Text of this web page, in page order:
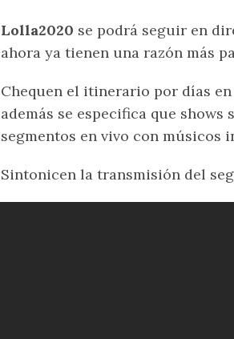
Lolla2020 se podrá seguir en
ahora ya tienen una razón más
Chequen el itinerario por días
además se especifica que
segmentos en vivo con músicos
Sintonicen la transmisión del